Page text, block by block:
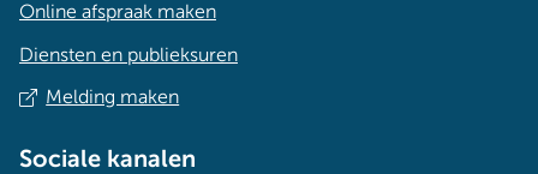
Online afspraak maken
Diensten en publieksuren
Melding maken
Sociale kanalen